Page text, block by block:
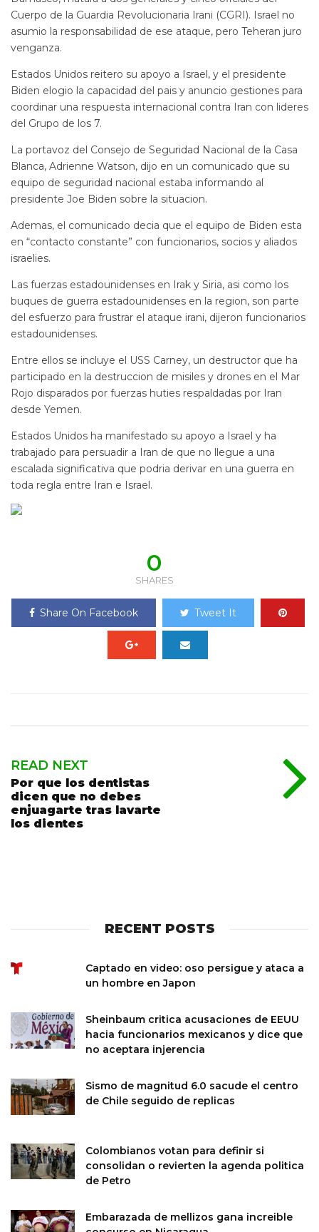
Cuerpo de la Guardia Revolucionaria Irani (CGRI). Israel no
asumio la responsabilidad de ese ataque, pero Teheran juro
venganza.
Estados Unidos reitero su apoyo a Israel, y el presidente
Biden elogio la capacidad del pais y anuncio gestiones para
coordinar una respuesta internacional contra Iran con lideres
del Grupo de los 7.
La portavoz del Consejo de Seguridad Nacional de la Casa
Blanca, Adrienne Watson, dijo en un comunicado que su
equipo de seguridad nacional estaba informando al
presidente Joe Biden sobre la situacion.
Ademas, el comunicado decia que el equipo de Biden esta
en “contacto constante” con funcionarios, socios y aliados
israelies.
Las fuerzas estadounidenses en Irak y Siria, asi como los
buques de guerra estadounidenses en la region, son parte
del esfuerzo para frustrar el ataque irani, dijeron funcionarios
estadounidenses.
Entre ellos se incluye el USS Carney, un destructor que ha
participado en la destruccion de misiles y drones en el Mar
Rojo disparados por fuerzas huties respaldadas por Iran
desde Yemen.
Estados Unidos ha manifestado su apoyo a Israel y ha
trabajado para persuadir a Iran de que no llegue a una
escalada significativa que podria derivar en una guerra en
toda regla entre Iran e Israel.
0
SHARES
Share On Facebook Tweet It
READ NEXT
Por que los dentistas
dicen que no debes
enjuagarte tras lavarte
los dientes
RECENT POSTS
Captado en video: oso persigue y ataca a
un hombre en Japon
Sheinbaum critica acusaciones de EEUU
hacia funcionarios mexicanos y dice que
no aceptara injerencia
Sismo de magnitud 6.0 sacude el centro
de Chile seguido de replicas
Colombianos votan para definir si
consolidan o revierten la agenda politica
de Petro
Embarazada de mellizos gana increible